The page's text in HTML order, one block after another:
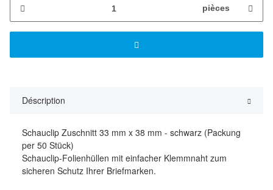
pièces
Déscription
Schauclip Zuschnitt 33 mm x 38 mm - schwarz (Packung
per 50 Stück)
Schauclip-Folienhüllen mit einfacher Klemmnaht zum
sicheren Schutz Ihrer Briefmarken.